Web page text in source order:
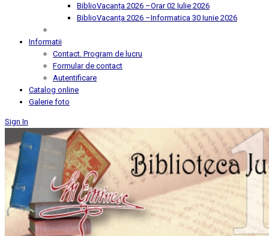
BiblioVacanța 2026 –Orar02 Iulie 2026
BiblioVacanța 2026 –Informatica 30 Iunie 2026
Informatii
Contact. Program de lucru
Formular de contact
Autentificare
Catalog online
Galerie foto
Sign In